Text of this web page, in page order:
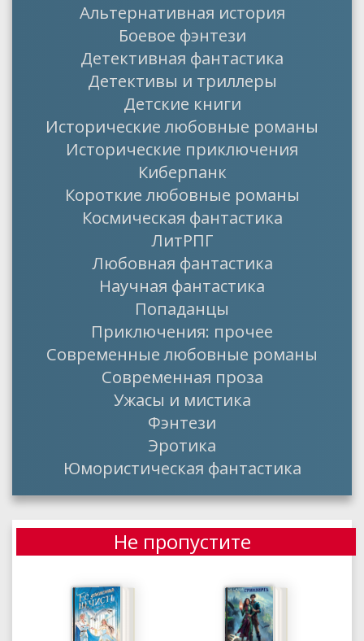
Альтернативная история
Боевое фэнтези
Детективная фантастика
Детективы и триллеры
Детские книги
Исторические любовные романы
Исторические приключения
Киберпанк
Короткие любовные романы
Космическая фантастика
ЛитРПГ
Любовная фантастика
Научная фантастика
Попаданцы
Приключения: прочее
Современные любовные романы
Современная проза
Ужасы и мистика
Фэнтези
Эротика
Юмористическая фантастика
Не пропустите